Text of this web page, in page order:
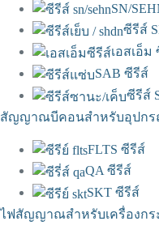
SN/
ซีรีส์
เอสเอ็ม
SAB ซีรีส์
ซีรีส์
สัญญาณบีคอนสำหรับอุปก
FLTS ซีรีส์
QA ซีรีส์
SKT ซีรีส์
ไฟสัญญาณสำหรับเครื่องกร